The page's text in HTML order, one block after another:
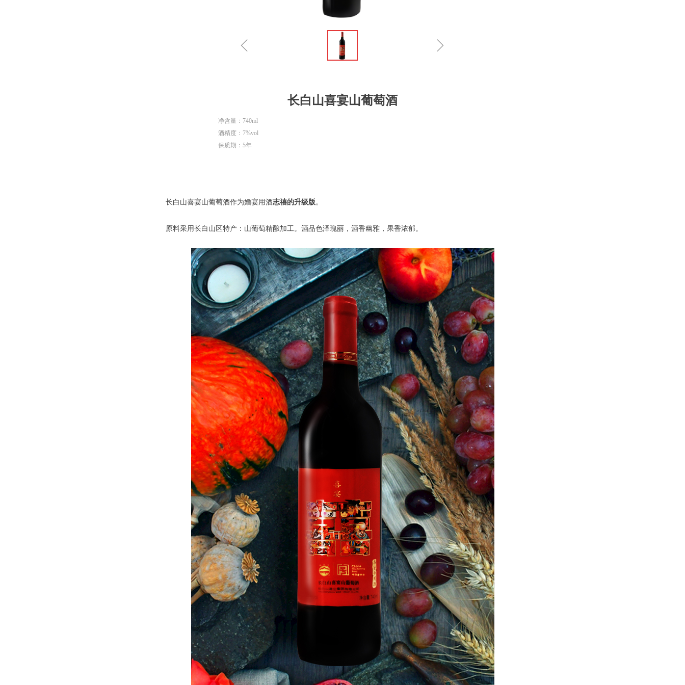
ꁆ ꁇ
长白山喜宴山葡萄酒
净含量：740ml
酒精度：7%vol
保质期：5年
长白山喜宴山葡萄酒作为婚宴用酒志禧的升级版。
原料采用长白山区特产：山葡萄精酿加工。酒品色泽瑰丽，酒香幽雅，果香浓郁。